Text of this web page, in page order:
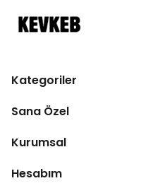
Kategoriler
Sana Özel
Kurumsal
Hesabım